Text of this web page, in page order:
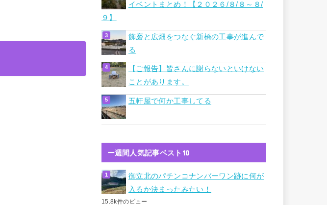
イベントまとめ！【２０２６/８/８～８/
９】
飾磨と広畑をつなぐ新橋の工事が進んで
る
【ご報告】皆さんに謝らないといけない
ことがあります。
五軒屋で何か工事してる
ー週間人気記事ベスト10
御立北のパチンコナンバーワン跡に何が
入るか決まったみたい！
15.8k件のビュー